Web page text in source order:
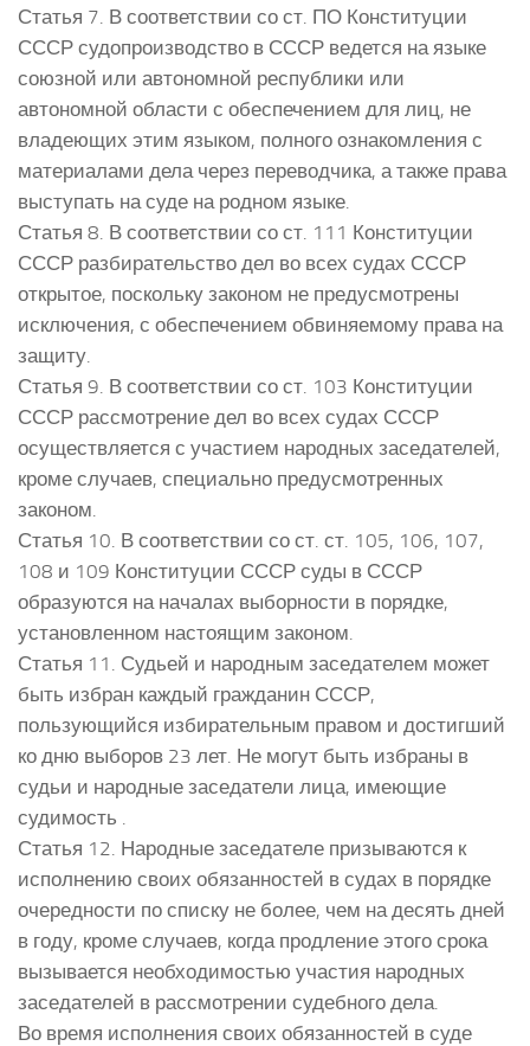
Статья 7. В соответствии со ст. ПО Конституции
СССР судопроизводство в СССР ведется на языке
союзной или автономной республики или
автономной области с обеспечением для лиц, не
владеющих этим языком, полного ознакомления с
материалами дела через переводчика, а также права
выступать на суде на родном языке.
Статья 8. В соответствии со ст. 111 Конституции
СССР разбирательство дел во всех судах СССР
открытое, поскольку законом не предусмотрены
исключения, с обеспечением обвиняемому права на
защиту.
Статья 9. В соответствии со ст. 103 Конституции
СССР рассмотрение дел во всех судах СССР
осуществляется с участием народных заседателей,
кроме случаев, специально предусмотренных
законом.
Статья 10. В соответствии со ст. ст. 105, 106, 107,
108 и 109 Конституции СССР суды в СССР
образуются на началах выборности в порядке,
установленном настоящим законом.
Статья 11. Судьей и народным заседателем может
быть избран каждый гражданин СССР,
пользующийся избирательным правом и достигший
ко дню выборов 23 лет. Не могут быть избраны в
судьи и народные заседатели лица, имеющие
судимость .
Статья 12. Народные заседателе призываются к
исполнению своих обязанностей в судах в порядке
очередности по списку не более, чем на десять дней
в году, кроме случаев, когда продление этого срока
вызывается необходимостью участия народных
заседателей в рассмотрении судебного дела.
Во время исполнения своих обязанностей в суде